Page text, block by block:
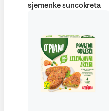
sjemenke suncokreta